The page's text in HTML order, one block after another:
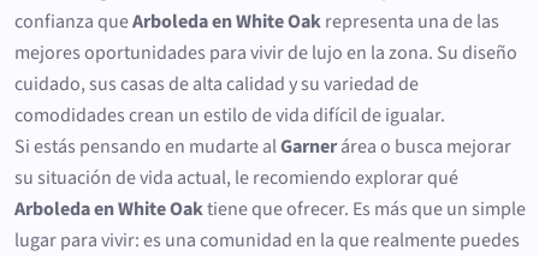
confianza queArboleda en White Oakrepresenta una de las
mejores oportunidades para vivir de lujo en la zona. Su diseño
cuidado, sus casas de alta calidad y su variedad de
comodidades crean un estilo de vida difícil de igualar.
Si estás pensando en mudarte alGarnerárea o busca mejorar
su situación de vida actual, le recomiendo explorar qué
Arboleda en White Oaktiene que ofrecer. Es más que un simple
lugar para vivir: es una comunidad en la que realmente puedes